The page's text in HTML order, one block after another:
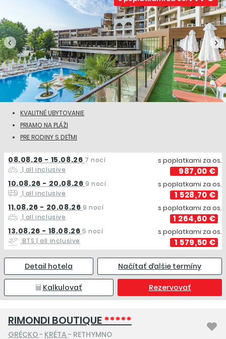
KVALITNÉ UBYTOVANIE
PRIAMO NA PLÁŽI
PRE RODINY S DEŤMI
08.08.26 - 15.08.26 7 nocí
| all inclusive
s poplatkami za os.
987,00 €
10.08.26 - 20.08.26 9 nocí
| all inclusive
s poplatkami za os.
1 528,70 €
11.08.26 - 20.08.26 9 nocí
| all inclusive
s poplatkami za os.
1 264,60 €
13.08.26 - 18.08.26 5 nocí
BTS| all inclusive
s poplatkami za os.
1 579,50 €
Detail hotela Načítať ďalšie termíny
Kalkulovať Rezervovať
RIMONDI BOUTIQUE*****
GRÉCKO- KRÉTA - RETHYMNO